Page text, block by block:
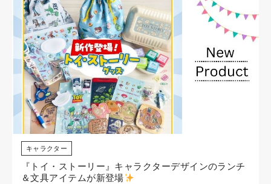
キャラクター
『トイ・ストーリー』キャラクターデザインのランチ
＆文具アイテムが新登場